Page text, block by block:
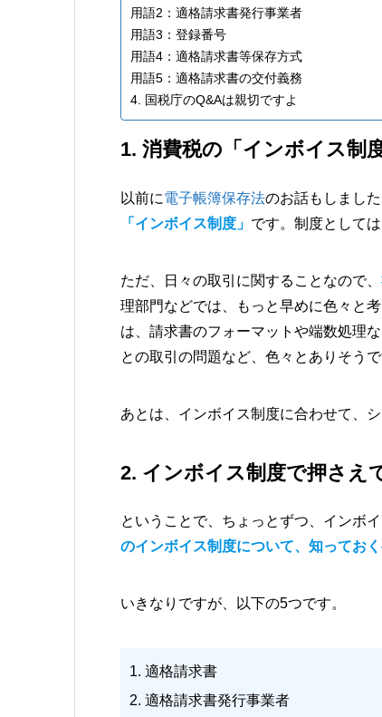
用語2：適格請求書発行事業者
用語3：登録番号
用語4：適格請求書等保存方式
用語5：適格請求書の交付義務
4. 国税庁のQ&Aは親切ですよ
1. 消費税の「インボイス制
以前に電子帳簿保存法のお話もしまし
「インボイス制度」 です。制度としては
ただ、日々の取引に関することなので、
理部門などでは、もっと早めに色々と
は、請求書のフォーマットや端数処理
との取引の問題など、色々とありそうで
あとは、インボイス制度に合わせて、
2. インボイス制度で押さえ
ということで、ちょっとずつ、インボ
のインボイス制度について、知ってお
いきなりですが、以下の5つです。
1. 適格請求書
2. 適格請求書発行事業者